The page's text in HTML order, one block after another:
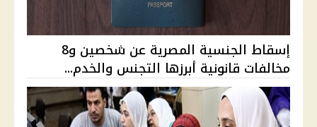
إسقاط الجنسية المصرية عن شخصين و8
مخالفات قانونية أبرزها التجنس والخدم...